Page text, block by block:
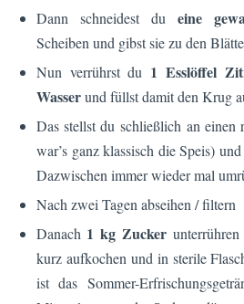
Dann schneidest du eine
Scheiben und gibst sie zu den
Nun verrührst du 1 Esslöffel
Wasserund füllst damit den Krug
Das stellst du schließlich an
war’s ganz klassisch die Speis)
Dazwischen immer wieder mal
Nach zwei Tagen abseihen / filtern
Danach 1 kg Zucker
kurz aufkochen und in sterile
ist das Sommer-